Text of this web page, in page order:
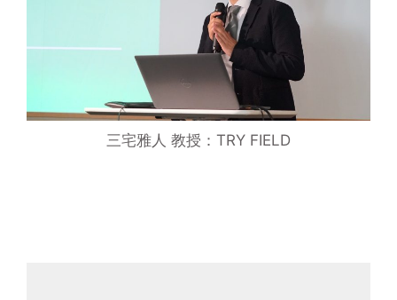
三宅雅人 教授：TRY FIELD